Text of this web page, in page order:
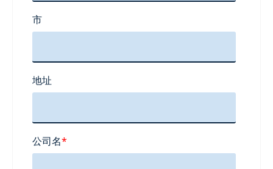
市
地址
公司名*